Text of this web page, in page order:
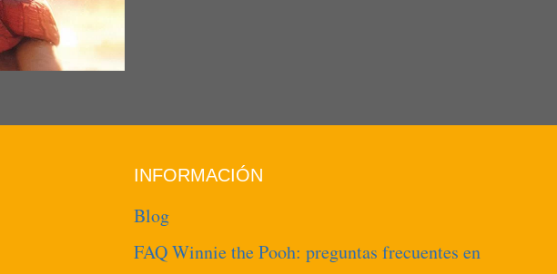
INFORMACIÓN
Blog
FAQ Winnie the Pooh: preguntas frecuentes en